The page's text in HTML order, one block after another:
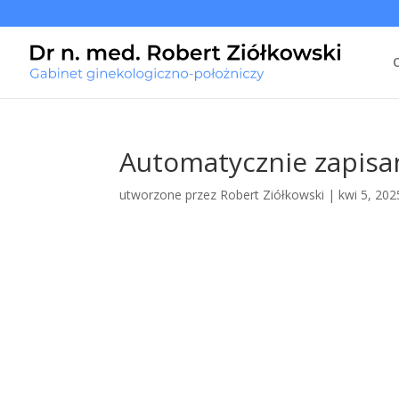
Automatycznie
utworzone przez Robert Ziółkowski |kwi 5,